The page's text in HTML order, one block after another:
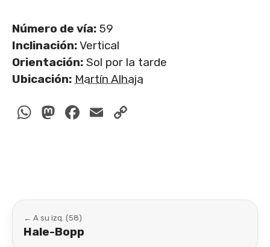
Número de vía: 59
Inclinación:Vertical
Orientación: Sol por la tarde
Ubicación: Martín Alhaja
WhatsApp
Mastodon
Facebook
Email
← A su izq. (58)
Hale-Bopp